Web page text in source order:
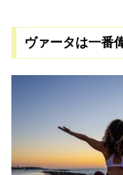
ヴァータは一番